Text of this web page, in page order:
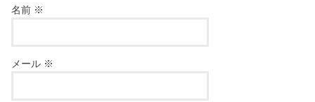
名前 ※
メール ※